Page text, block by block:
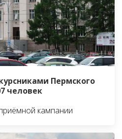
Пермского
человек
кампании